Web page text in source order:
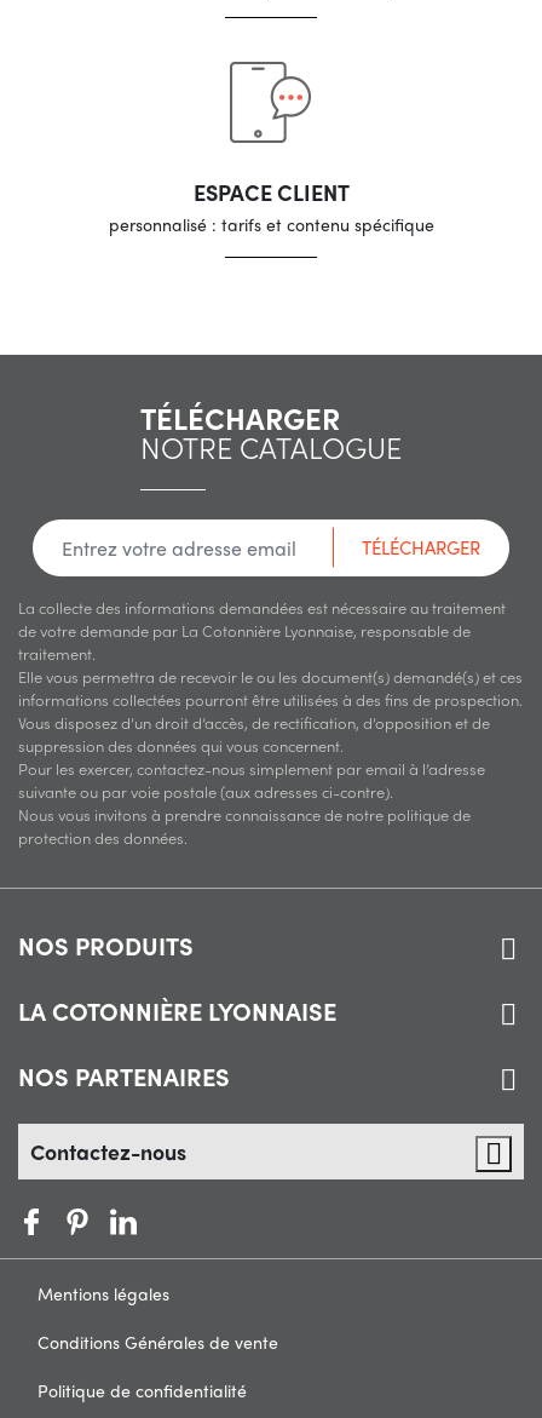
ESPACE CLIENT
personnalisé : tarifs et contenu spécifique
TÉLÉCHARGER
NOTRE CATALOGUE
TÉLÉCHARGER
La collecte des informations demandées est nécessaire au traitement
de votre demande par La Cotonnière Lyonnaise, responsable de
traitement.
Elle vous permettra de recevoir le ou les document(s) demandé(s) et ces
informations collectées pourront être utilisées à des fins de prospection.
Vous disposez d’un droit d’accès, de rectification, d’opposition et de
suppression des données qui vous concernent.
Pour les exercer, contactez-nous simplement par email à l’adresse
suivante ou par voie postale (aux adresses ci-contre).
Nous vous invitons à prendre connaissance de notre politique de
protection des données.
NOS PRODUITS 
LA COTONNIÈRE LYONNAISE 
NOS PARTENAIRES 
Contactez-nous 
Mentions légales
Conditions Générales de vente
Politique de confidentialité